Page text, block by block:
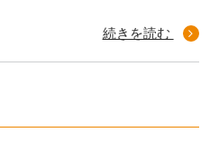
続きを読む